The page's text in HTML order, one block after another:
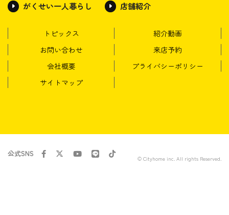
がくせい一人暮らし
店舗紹介
トピックス
紹介動画
お問い合わせ
来店予約
会社概要
プライバシーポリシー
サイトマップ
公式SNS
© Cityhome inc. All rights Reserved.